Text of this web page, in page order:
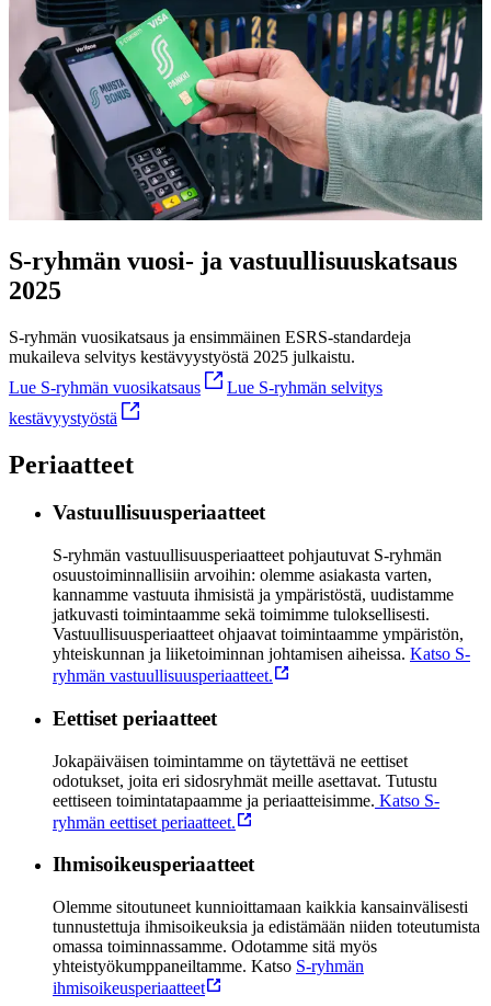
S-ryhmän vuosi- ja vastuullisuus­katsaus
2025
S-ryhmän vuosikatsaus ja ensimmäinen ESRS-standardeja
mukaileva selvitys kestävyystyöstä 2025 julkaistu.
Lue S-ryhmän vuosikatsaus
Lue S-ryhmän selvitys
kestävyystyöstä
Periaatteet
Vastuullisuusperiaatteet
S-ryhmän vastuullisuusperiaatteet pohjautuvat S-ryhmän
osuustoiminnallisiin arvoihin: olemme asiakasta varten,
kannamme vastuuta ihmisistä ja ympäristöstä, uudistamme
jatkuvasti toimintaamme sekä toimimme tuloksellisesti.
Vastuullisuusperiaatteet ohjaavat toimintaamme ympäristön,
yhteiskunnan ja liiketoiminnan johtamisen aiheissa. Katso S-
ryhmän vastuullisuusperiaatteet.
Eettiset periaatteet
Jokapäiväisen toimintamme on täytettävä ne eettiset
odotukset, joita eri sidosryhmät meille asettavat. Tutustu
eettiseen toimintatapaamme ja periaatteisimme. Katso S-
ryhmän eettiset periaatteet.
Ihmisoikeusperiaatteet
Olemme sitoutuneet kunnioittamaan kaikkia kansainvälisesti
tunnustettuja ihmisoikeuksia ja edistämään niiden toteutumista
omassa toiminnassamme. Odotamme sitä myös
yhteistyökumppaneiltamme. Katso S-ryhmän
ihmisoikeusperiaatteet